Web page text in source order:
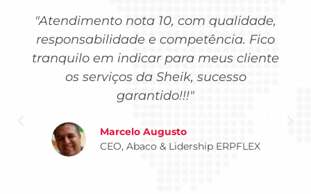
"Atendimento nota 10, com qualidade,
responsabilidade e competência. Fico
tranquilo em indicar para meus cliente
os serviços da Sheik, sucesso
garantido!!!"
Marcelo Augusto
CEO, Abaco & Lidership ERPFLEX